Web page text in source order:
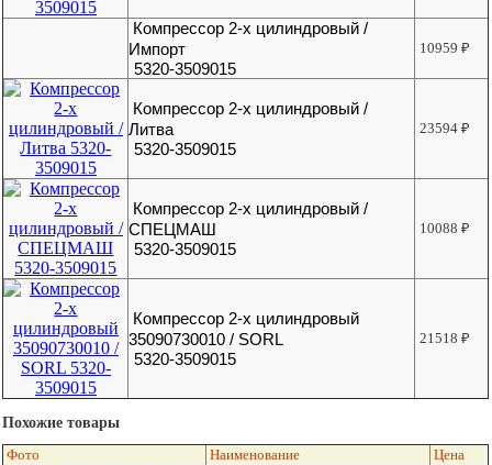
Компрессор 2-х цилиндровый /
Импорт
5320-3509015
10959₽
Компрессор 2-х цилиндровый /
Литва
5320-3509015
23594₽
Компрессор 2-х цилиндровый /
СПЕЦМАШ
5320-3509015
10088₽
Компрессор 2-х цилиндровый
35090730010 / SORL
5320-3509015
21518₽
Похожие товары
Фото Наименование Цена